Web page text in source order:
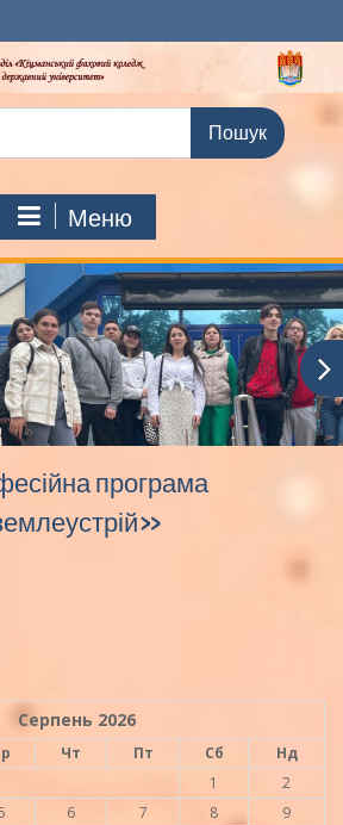
Меню
програма
Серпень 2026
Чт Пт Сб
Нд
1
2
6 7 8
9